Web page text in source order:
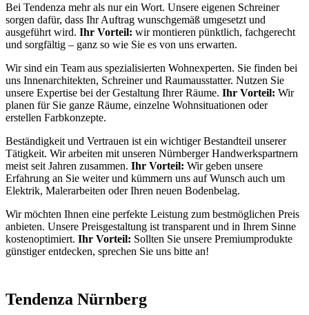
Bei Tendenza mehr als nur ein Wort. Unsere eigenen Schreiner
sorgen dafür, dass Ihr Auftrag wunschgemäß umgesetzt und
ausgeführt wird. Ihr Vorteil: wir montieren pünktlich, fachgerecht
und sorgfältig – ganz so wie Sie es von uns erwarten.
Wir sind ein Team aus spezialisierten Wohnexperten. Sie finden bei
uns Innenarchitekten, Schreiner und Raumausstatter. Nutzen Sie
unsere Expertise bei der Gestaltung Ihrer Räume. Ihr Vorteil: Wir
planen für Sie ganze Räume, einzelne Wohnsituationen oder
erstellen Farbkonzepte.
Beständigkeit und Vertrauen ist ein wichtiger Bestandteil unserer
Tätigkeit. Wir arbeiten mit unseren Nürnberger Handwerkspartnern
meist seit Jahren zusammen. Ihr Vorteil: Wir geben unsere
Erfahrung an Sie weiter und kümmern uns auf Wunsch auch um
Elektrik, Malerarbeiten oder Ihren neuen Bodenbelag.
Wir möchten Ihnen eine perfekte Leistung zum bestmöglichen Preis
anbieten. Unsere Preisgestaltung ist transparent und in Ihrem Sinne
kostenoptimiert. Ihr Vorteil: Sollten Sie unsere Premiumprodukte
günstiger entdecken, sprechen Sie uns bitte an!
Tendenza Nürnberg